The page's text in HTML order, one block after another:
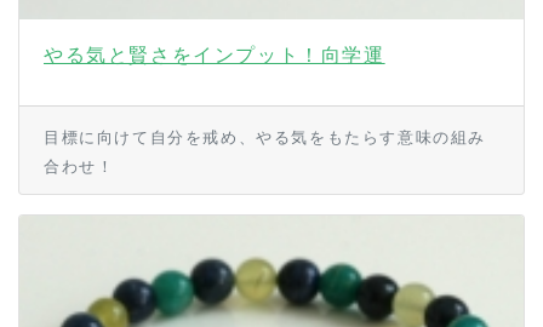
やる気と賢さをインプット！向学運
目標に向けて自分を戒め、やる気をもたらす意味の組み
合わせ！